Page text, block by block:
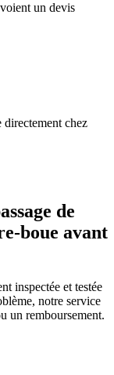
un devis
directement chez
de
boue avant
inspectée et testée
notre service
un remboursement.